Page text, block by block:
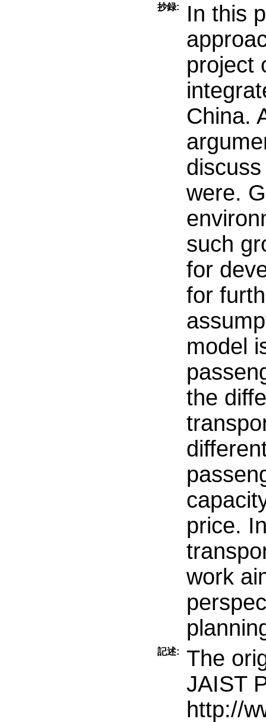
抄録:
In this
project
China.
were.
such
for
for
model
the
price.
work
記述:
The
JAIST
http://